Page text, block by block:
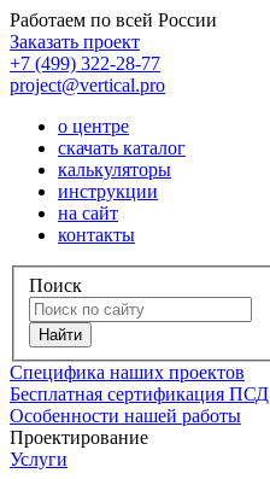
Работаем по всей России
Заказать проект
+7 (499) 322-28-77
project@vertical.pro
о центре
скачать каталог
калькуляторы
инструкции
на сайт
контакты
Поиск
Специфика наших проектов
Бесплатная сертификация ПСД
Особенности нашей работы
Проектирование
Услуги